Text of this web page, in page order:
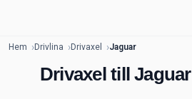
Hem Drivlina Drivaxel Jaguar
Drivaxel till Jaguar